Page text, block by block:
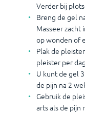
Verder bij
Breng de gel
Masseer
op wonden of
Plak de
pleister per dag
U kunt de gel
de pijn na 2
Gebruik de
arts als de pijn